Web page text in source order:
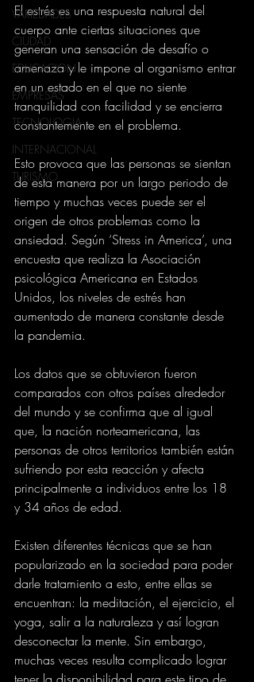
VARIEDADES
CIUDAD
EDUCACION
EMPRESAS
TECNOLOGIA
INTERNACIONAL
TURISMO
El estrés es una respuesta natural del
cuerpo ante ciertas situaciones que
generan una sensación de desafío o
amenaza y le impone al organismo entrar
en un estado en el que no siente
tranquilidad con facilidad y se encierra
constantemente en el problema.
Esto provoca que las personas se sientan
de esta manera por un largo periodo de
tiempo y muchas veces puede ser el
origen de otros problemas como la
ansiedad. Según ‘Stress in America’, una
encuesta que realiza la Asociación
psicológica Americana en Estados
Unidos, los niveles de estrés han
aumentado de manera constante desde
la pandemia.
Los datos que se obtuvieron fueron
comparados con otros países alrededor
del mundo y se confirma que al igual
que, la nación norteamericana, las
personas de otros territorios también están
sufriendo por esta reacción y afecta
principalmente a individuos entre los 18
y 34 años de edad.
Existen diferentes técnicas que se han
popularizado en la sociedad para poder
darle tratamiento a esto, entre ellas se
encuentran: la meditación, el ejercicio, el
yoga, salir a la naturaleza y así logran
desconectar la mente. Sin embargo,
muchas veces resulta complicado lograr